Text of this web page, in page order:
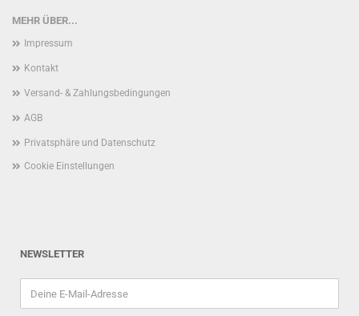
MEHR ÜBER...
Impressum
Kontakt
Versand- & Zahlungsbedingungen
AGB
Privatsphäre und Datenschutz
Cookie Einstellungen
NEWSLETTER